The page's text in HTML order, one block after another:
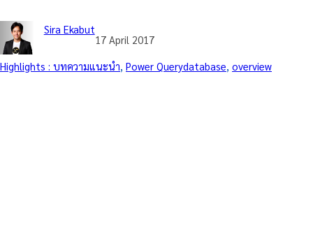
Sira Ekabut
17 April 2017
Highlights : บทความแนะนำ, Power Querydatabase, overview